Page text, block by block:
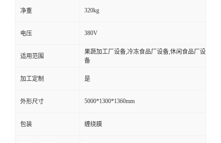
净重 320kg
电压 380V
适用范围
果蔬加工厂设备,冷冻食品厂设备,休闲食品厂设
备
加工定制 是
外形尺寸 5000*1300*1360mm
包装 缠绕膜